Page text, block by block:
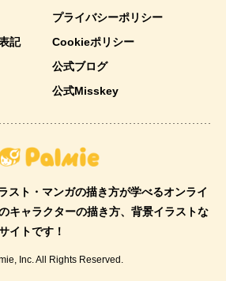
プライバシーポリシー
記
Cookieポリシー
公式ブログ
公式Misskey
スト・マンガの描き方が学べるオンライ
キャラクターの描き方、背景イラストな
イトです！
Inc. All Rights Reserved.